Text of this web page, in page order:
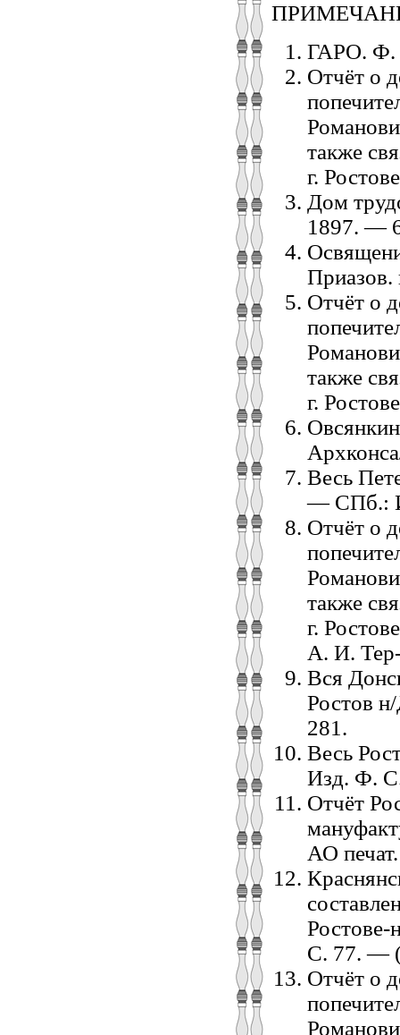
ГАРО. Ф.
Отчёт о
также
г.
Дом
1897. —
Отчёт о
также
г.
Весь
— СПб.:
Отчёт о
также
г.
А. И.
Вся
Ростов
281.
Весь
Изд. Ф.
Отчёт
АО
С. 77. —
Отчёт о